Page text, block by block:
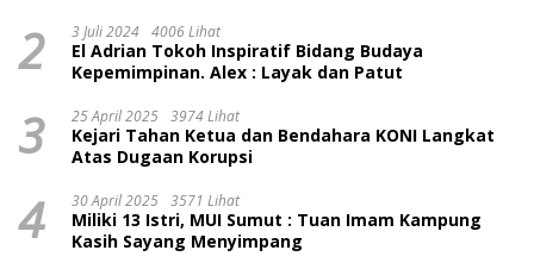
2 3 Juli 2024 4006 Lihat
El Adrian Tokoh Inspiratif Bidang Budaya
Kepemimpinan. Alex : Layak dan Patut
3 25 April 2025 3974 Lihat
Kejari Tahan Ketua dan Bendahara KONI Langkat
Atas Dugaan Korupsi
4 30 April 2025 3571 Lihat
Miliki 13 Istri, MUI Sumut : Tuan Imam Kampung
Kasih Sayang Menyimpang